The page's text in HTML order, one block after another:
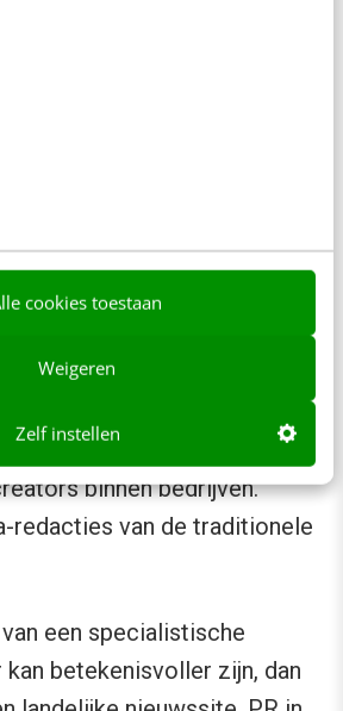
cookies toestaan
Weigeren
Zelf instellen
waar trends ontstaan.
op LinkedIn.
binnen bedrijven.
redacties van de traditionele
een specialistische
betekenisvoller zijn, dan